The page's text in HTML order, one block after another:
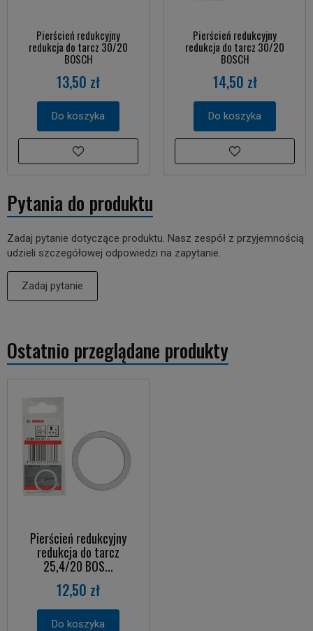
Pierścień redukcyjny
redukcja do tarcz 30/20
BOSCH
13,50 zł
Do koszyka
Pierścień redukcyjny
redukcja do tarcz 30/20
BOSCH
14,50 zł
Do koszyka
Pytania do produktu
Zadaj pytanie dotyczące produktu. Nasz zespół z przyjemnością
udzieli szczegółowej odpowiedzi na zapytanie.
Zadaj pytanie
Ostatnio przeglądane produkty
Pierścień redukcyjny
redukcja do tarcz
25,4/20 BOS...
12,50 zł
Do koszyka